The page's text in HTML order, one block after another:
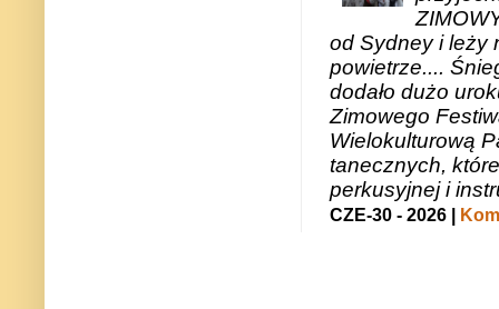
od Sydney i leży
powietrze....
dodało dużo
Zimowego
Wielokulturową
tanecznych,
perkusyjnej i
CZE-30 - 2026 |